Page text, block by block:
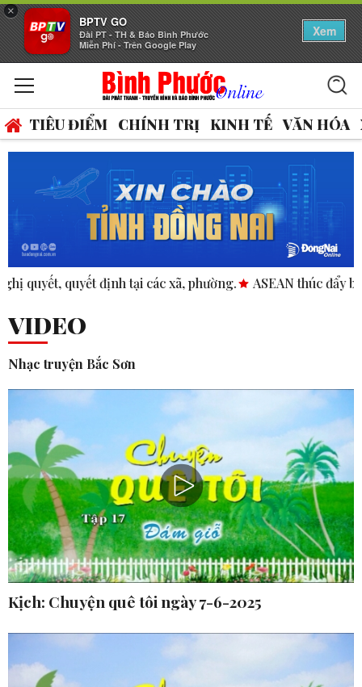
×
BPTV GO
Đài PT - TH & Báo Bình Phước
Miễn Phí - Trên Google Play
Xem
TIÊU ĐIỂM CHÍNH TRỊ KINH TẾ VĂN HÓA
ASEAN thúc đẩy bình đẳng giới trong kinh doanh và
VIDEO
Nhạc truyện Bắc Sơn
Kịch: Chuyện quê tôi ngày 7-6-2025